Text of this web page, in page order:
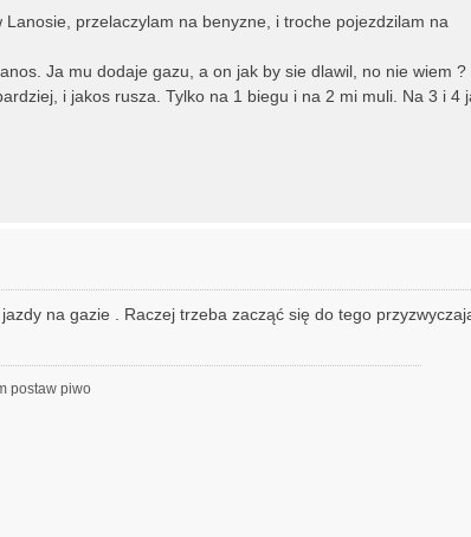
przelaczylam na benyzne, i troche pojezdzilam na
Ja mu dodaje gazu, a on jak by sie dlawil, no nie wiem ?
i jakos rusza. Tylko na 1 biegu i na 2 mi muli. Na 3 i 4
na gazie . Raczej trzeba zacząć się do tego
postaw piwo